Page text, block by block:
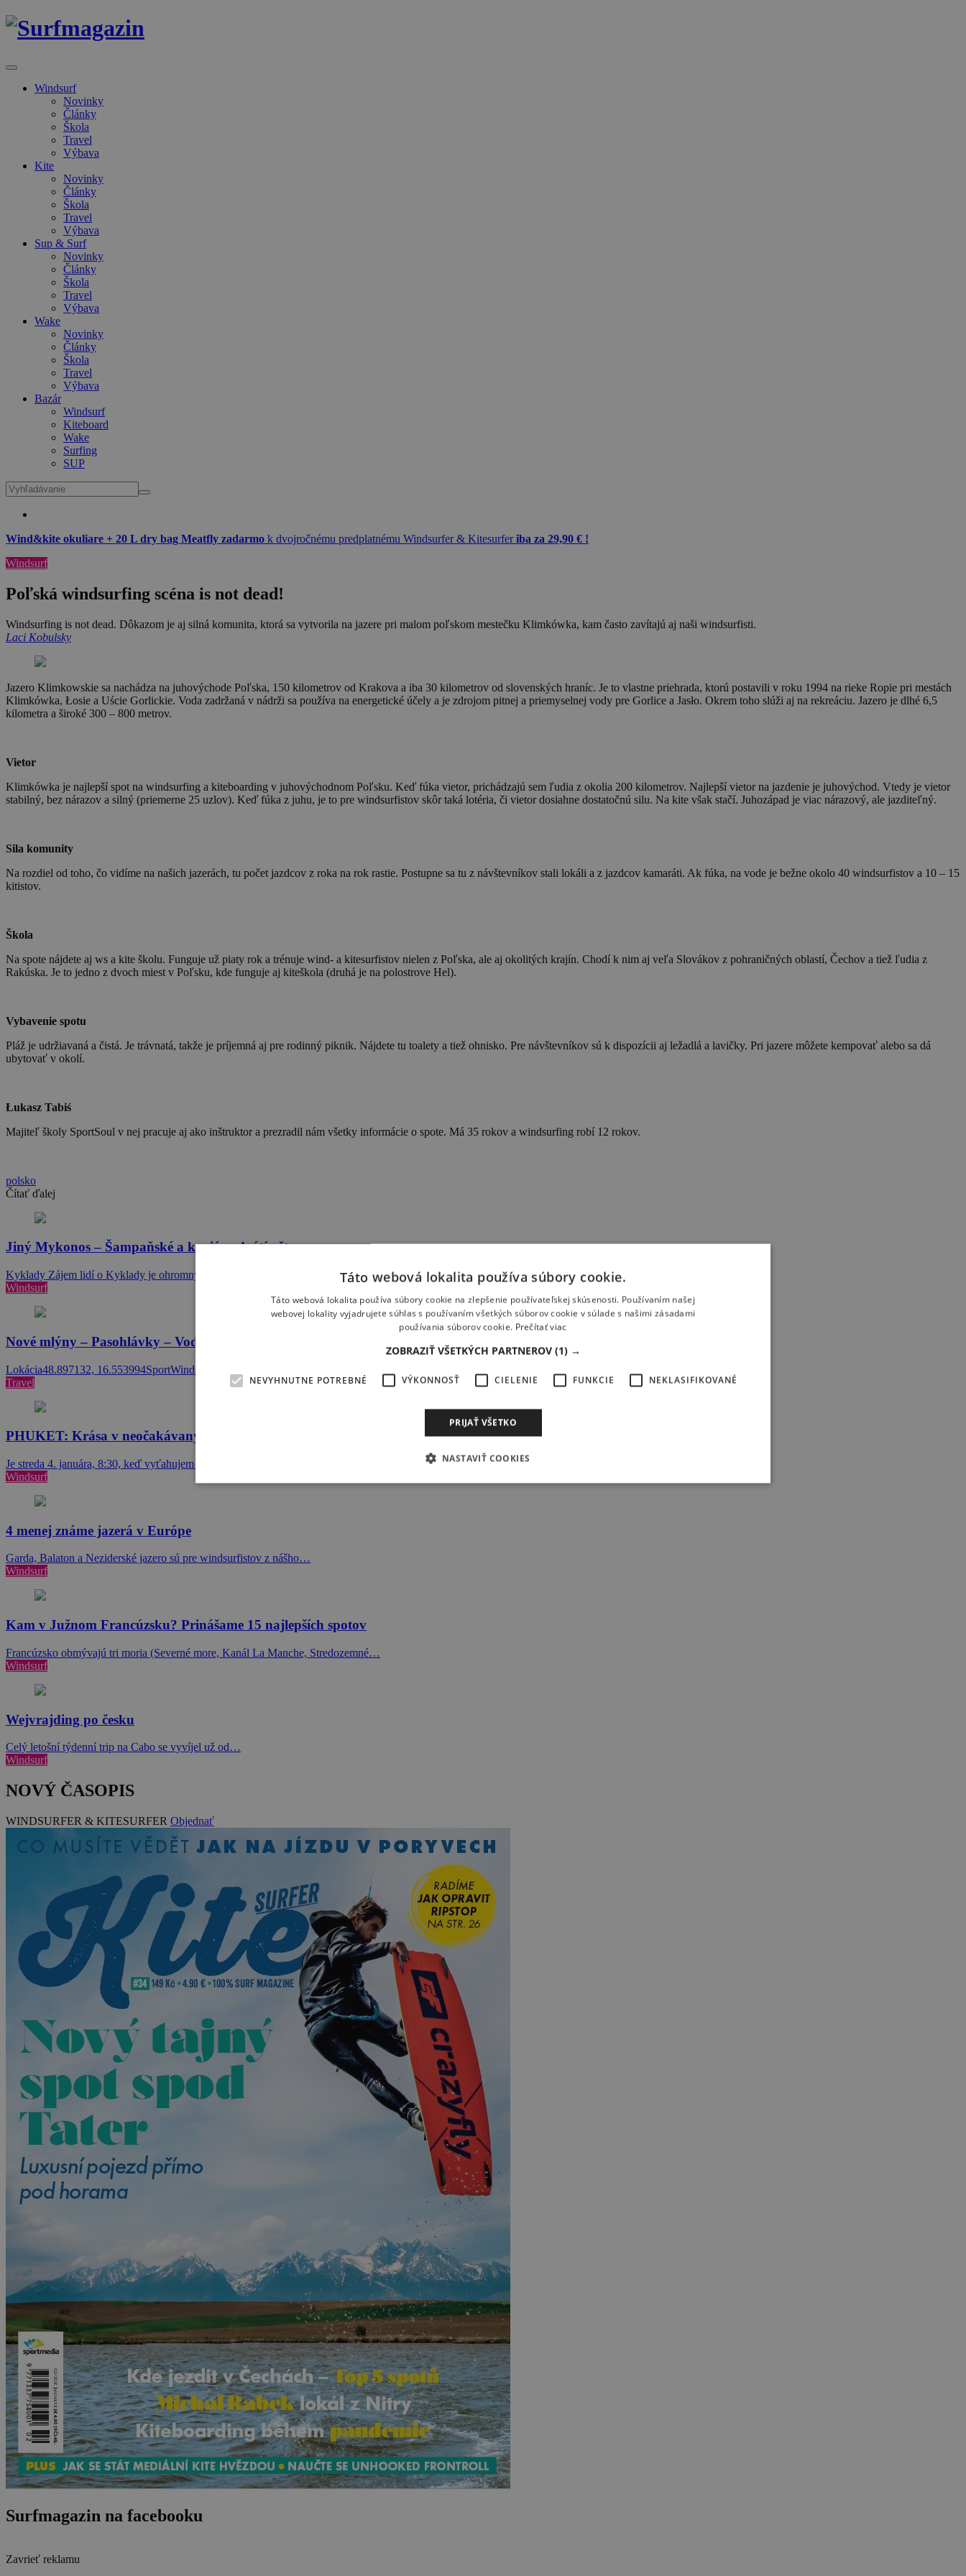
Windsurf
Novinky
Články
Škola
Travel
Výbava
Kite
Novinky
Články
Škola
Travel
Výbava
Sup & Surf
Novinky
Články
Škola
Travel
Výbava
Wake
Novinky
Články
Škola
Travel
Výbava
Bazár
Windsurf
Kiteboard
Wake
Surfing
SUP
Wind&kite okuliare + 20 L dry bag Meatfly zadarmo k dvojročnému predplatnému Windsurfer & Kitesurferiba za 29,90 € !
Windsurf
Poľská windsurfing scéna is not dead!
Windsurfing is not dead. Dôkazom je aj silná komunita, ktorá sa vytvorila na jazere pri malom poľskom mestečku Klimkówka, kam často zavítajú aj naši windsurfisti.
Laci Kobulsky
Jazero Klimkowskie sa nachádza na juhovýchode Poľska, 150 kilometrov od Krakova a iba 30 kilometrov od slovenských hraníc. Je to vlastne priehrada, ktorú postavili v roku 1994 na rieke Ropie pri mestách
Klimkówka, Łosie a Uście Gorlickie. Voda zadržaná v nádrži sa používa na energetické účely a je zdrojom pitnej a priemyselnej vody pre Gorlice a Jasło. Okrem toho slúži aj na rekreáciu. Jazero je dlhé 6,5
kilometra a široké 300 – 800 metrov.
Vietor
Klimkówka je najlepší spot na windsurfing a kiteboarding v juhovýchodnom Poľsku. Keď fúka vietor, prichádzajú sem ľudia z okolia 200 kilometrov. Najlepší vietor na jazdenie je juhovýchod. Vtedy je vietor
stabilný, bez nárazov a silný (priemerne 25 uzlov). Keď fúka z juhu, je to pre windsurfistov skôr taká lotéria, či vietor dosiahne dostatočnú silu. Na kite však stačí. Juhozápad je viac nárazový, ale jazditeľný.
Sila komunity
Na rozdiel od toho, čo vidíme na našich jazerách, tu počet jazdcov z roka na rok rastie. Postupne sa tu z návštevníkov stali lokáli a z jazdcov kamaráti. Ak fúka, na vode je bežne okolo 40 windsurfistov a 10 – 15
kitistov.
Škola
Na spote nájdete aj ws a kite školu. Funguje už piaty rok a trénuje wind- a kitesurfistov nielen z Poľska, ale aj okolitých krajín. Chodí k nim aj veľa Slovákov z pohraničných oblastí, Čechov a tiež ľudia z
Rakúska. Je to jedno z dvoch miest v Poľsku, kde funguje aj kiteškola (druhá je na polostrove Hel).
Vybavenie spotu
Pláž je udržiavaná a čistá. Je trávnatá, takže je príjemná aj pre rodinný piknik. Nájdete tu toalety a tiež ohnisko. Pre návštevníkov sú k dispozícii aj ležadlá a lavičky. Pri jazere môžete kempovať alebo sa dá
ubytovať v okolí.
Łukasz Tabiś
Majiteľ školy SportSoul v nej pracuje aj ako inštruktor a prezradil nám všetky informácie o spote. Má 35 rokov a windsurfing robí 12 rokov.
polsko
Čítať ďalej
Jiný Mykonos – Šampaňské a kaviár odvátí větrem
Kyklady Zájem lidí o Kyklady je ohromný, takže se připravte,…
Windsurf
Nové mlýny – Pasohlávky – Vodní monstrum Moravy
Lokácia48.897132, 16.553994SportWindsurfingPodmienkyVlnyObtiažnosťStrednáKrajinaČeská republika Popis spotu Jedním z nejoblíbenějších spotů pro…
Travel
PHUKET: Krása v neočakávaných momentoch
Je streda 4. januára, 8:30, keď vyťahujem espresso spod kávovaru…
Windsurf
4 menej známe jazerá v Európe
Garda, Balaton a Neziderské jazero sú pre windsurfistov z nášho…
Windsurf
Kam v Južnom Francúzsku? Prinášame 15 najlepších spotov
Francúzsko obmývajú tri moria (Severné more, Kanál La Manche, Stredozemné…
Windsurf
Wejvrajding po česku
Celý letošní týdenní trip na Cabo se vyvíjel už od…
Windsurf
NOVÝ ČASOPIS
WINDSURFER & KITESURFER Objednať
Surfmagazin na facebooku
Zavrieť reklamu
Táto webová lokalita používa súbory cookie.
Táto webová lokalita používa súbory cookie na zlepšenie používateľskej skúsenosti. Používaním našej
webovej lokality vyjadrujete súhlas s používaním všetkých súborov cookie v súlade s našimi zásadami
používania súborov cookie. Prečítať viac
ZOBRAZIŤ VŠETKÝCH PARTNEROV (1) →
NEVYHNUTNE POTREBNÉ VÝKONNOSŤ CIELENIE FUNKCIE NEKLASIFIKOVANÉ
PRIJAŤ VŠETKO
NASTAVIŤ COOKIES